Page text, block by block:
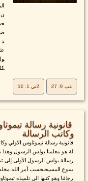
ن
د
عب 9: 27 2تي 1: 10
قانونية رسالة
وكاتب الرسالة
قانونية رسالة تيموثاوس الاولي
لة هو معلمنا بولس الرسول وهذا
رسالة بولس الرسول الأولى إلى
سوع المسيحبحسب أمر الله
رجائنا وهو كتبها الي تلميذه